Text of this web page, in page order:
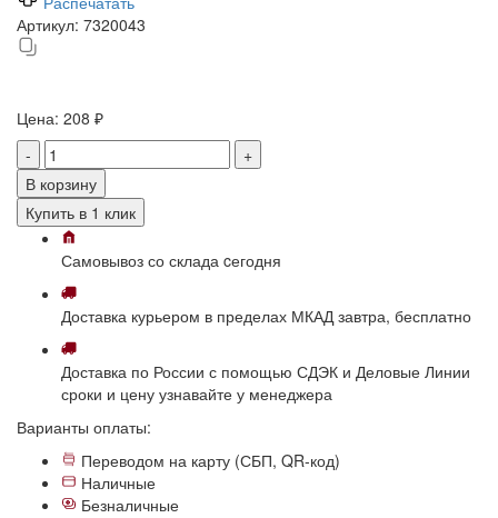
Артикул: 7320043
Цена: 208 ₽
-
+
В корзину
Купить в 1 клик
Самовывоз со склада cегодня
Доставка курьером в пределах МКАД завтра, бесплатно
Доставка по России с помощью СДЭК и Деловые Линии
сроки и цену узнавайте у менеджера
Варианты оплаты:
Переводом на карту (СБП, QR-код)
Наличные
Безналичные